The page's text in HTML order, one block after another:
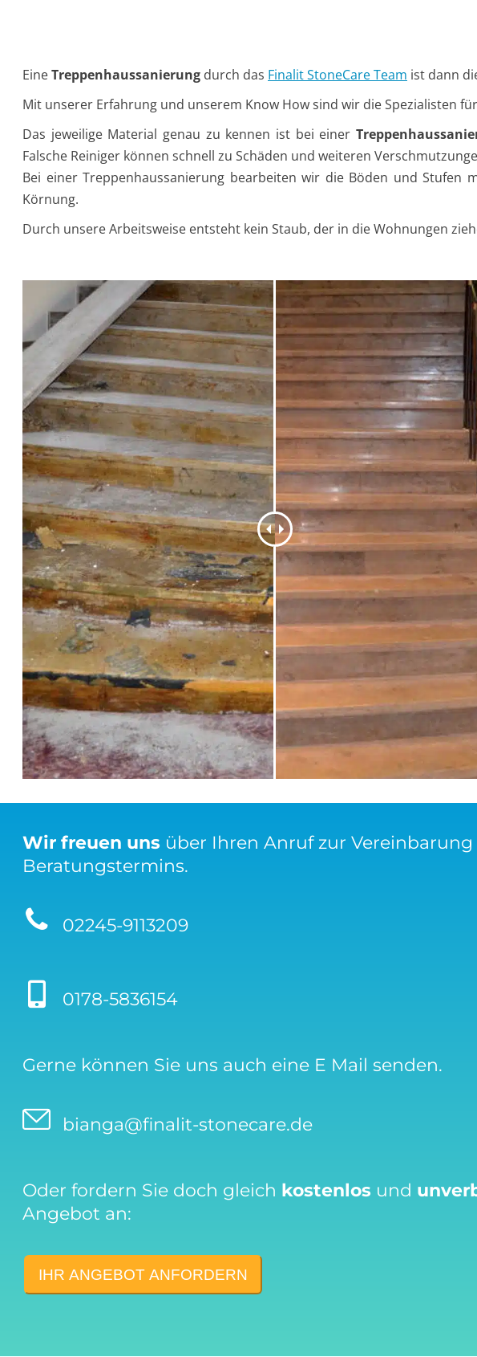
EineTreppenhaussanierung durch das Finalit StoneCare Team ist dann
Mit unserer Erfahrung und unserem Know How sind wir die Spezialisten
Das jeweilige Material genau zu kennen ist bei einer
Falsche Reiniger können schnell zu Schäden und weiteren
Bei einer Treppenhaussanierung bearbeiten wir die Böden und
Körnung.
Durch unsere Arbeitsweise entsteht kein Staub, der in die Wohnungen
Wir freuen uns über Ihren Anruf zur
Beratungstermins.
02245-9113209
0178-5836154
Gerne können Sie uns auch eine E Mail senden.
bianga@finalit-stonecare.de
Oder fordern Sie doch gleich kostenlos und
Angebot an:
IHR ANGEBOT ANFORDERN